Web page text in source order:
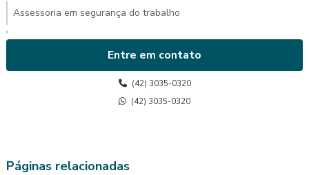
Assessoria em segurança do trabalho
Avaliação ambiental de calor
Avaliação de calor
Avaliação de calor segurança do trabalho
Avaliação ergonômica
Entre em contato
(42) 3035-0320
(42) 3035-0320
Páginas relacionadas